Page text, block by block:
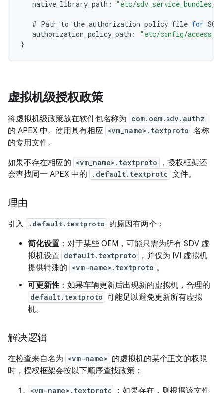
native_library_path : "etc/
# Path to the authorization policy file for
authorization_policy_path :
"etc/config/
}
虚拟机级授权政策
将虚拟机级政策放在软件包名称为 com.oem.sdv.authz
的 APEX 中。使用具有相应 <vm_name>.textproto 名称
的专用文件。
如果不存在相应的 <vm_name>.textproto
，授权框架还
会查找同一 APEX 中的
.default.textproto 文件。
理由
引入 .default.textproto 的原因有两个：
简化设置 ：对于某些 OEM，可能只需为所有 SDV 虚
拟机设置 default.textproto
，并仅为 IVI 虚拟机
提供特殊的 <vm-name>.textproto 。
可更新性：如果车辆更新后出现新的虚拟机，合理的
default.textproto 可能足以避免更新所有虚拟
机。
解决逻辑
在检查来自名为 <vm-name> 的虚拟机的某个正文的权限
时，授权框架会按以下顺序查找政策：
<vm-name>.textproto
：如果存在，则根据该文件